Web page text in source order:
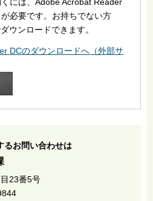
必要です。お持ちでない方
ウンロードできます。
DCのダウンロードへ（外部サ
るお問い合わせは
23番5号